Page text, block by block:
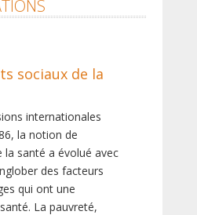
sociaux de la
internationales
la notion de
la santé a évolué avec
des facteurs
qui ont une
La pauvreté,